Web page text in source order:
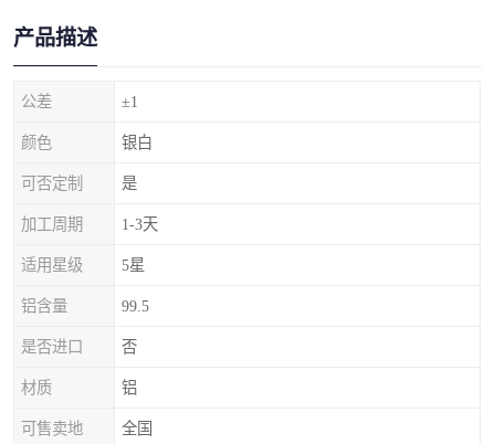
产品描述
公差 ±1
颜色 银白
可否定制 是
加工周期 1-3天
适用星级 5星
铝含量 99.5
是否进口 否
材质 铝
可售卖地 全国